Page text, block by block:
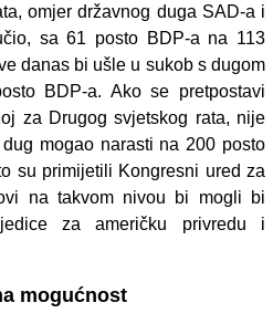
omjer državnog duga SAD-a i
sa 61 posto BDP-a na 113
danas bi ušle u sukob s dugom
BDP-a. Ako se pretpostavi
za Drugog svjetskog rata, nije
mogao narasti na 200 posto
su primijetili Kongresni ured za
na takvom nivou bi mogli bi
za američku privredu i
mogućnost